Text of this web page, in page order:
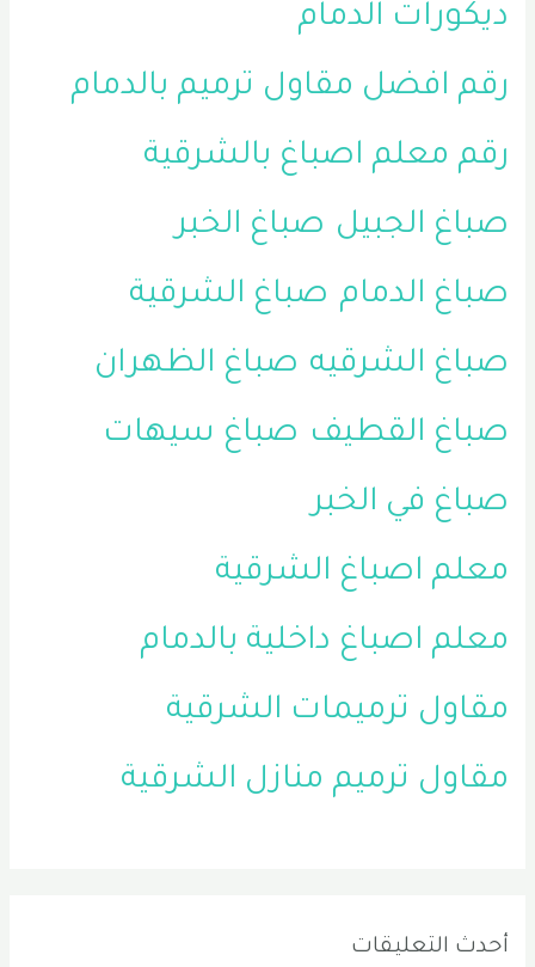
ديكورات الدمام
رقم افضل مقاول ترميم بالدمام
رقم معلم اصباغ بالشرقية
صباغ الجبيل صباغ الخبر
صباغ الدمام صباغ الشرقية
صباغ الشرقيه صباغ الظهران
صباغ القطيف صباغ سيهات
صباغ في الخبر
معلم اصباغ الشرقية
معلم اصباغ داخلية بالدمام
مقاول ترميمات الشرقية
مقاول ترميم منازل الشرقية
أحدث التعليقات